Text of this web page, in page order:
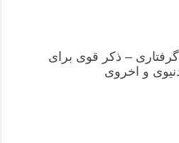
– ذکر قوی برای
و اخروی